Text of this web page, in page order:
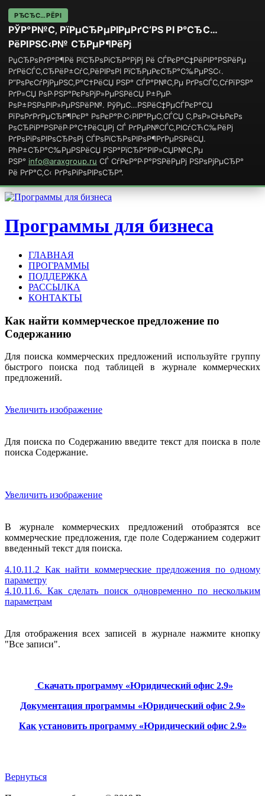
РЂСЂС…РЁРІ
РЎР°Р№С‚ РїРµСЂРµРІРµРґС‘РЅ РІ Р°СЂС…
РёРІРЅС‹Р№ СЂРµР¶РёРј
РџСЂРѕРґР°Р¶Рё РїСЂРѕРіСЂР°РјРј Рё СЃРєР°С‡РёРІР°РЅРёРµ
РґРёСЃС‚СЂРёР±СѓС‚РёРІРѕРІ РїСЂРµРєСЂР°С‰РµРЅС‹.
Р”РѕРєСѓРјРµРЅС‚Р°С†РёСЏ РЅР° СЃР°Р№С‚Рµ РґРѕСЃС‚СѓРїРЅР°
РґР»СЏ РѕР·РЅР°РєРѕРјР»РµРЅРёСЏ Р±РµР·
РѕР±РЅРѕРІР»РµРЅРёР№. РўРµС…РЅРёС‡РµСЃРєР°СЏ
РїРѕРґРґРµСЂР¶РєР° РѕРєР°Р·С‹РІР°РµС‚СЃСЏ С‚РѕР»СЊРєРѕ
РѕСЂРіР°РЅРёР·Р°С†РёСЏРј СЃ РґРµР№СЃС‚РІСѓСЋС‰РёРј
РґРѕРіРѕРІРѕСЂРѕРј СЃРѕРїСЂРѕРІРѕР¶РґРµРЅРёСЏ.
РћР±СЂР°С‰РµРЅРёСЏ РЅР°РїСЂР°РІР»СЏР№С‚Рµ
РЅР° info@araxgroup.ru СЃ СѓРєР°Р·Р°РЅРёРµРј РЅРѕРјРµСЂР°
Рё РґР°С‚С‹ РґРѕРіРѕРІРѕСЂР°.
Программы для бизнеса
ГЛАВНАЯ
ПРОГРАММЫ
ПОДДЕРЖКА
РАССЫЛКА
КОНТАКТЫ
Как найти коммерческое предложение по
Содержанию
Для поиска коммерческих предложений используйте группу
быстрого поиска под таблицей в журнале коммерческих
предложений.
Увеличить изображение
Для поиска по Содержанию введите текст для поиска в поле
поиска Содержание.
Увеличить изображение
В журнале коммерческих предложений отобразятся все
коммерческие предложения, где поле Содержанием содержит
введенный текст для поиска.
4.10.11.2 Как найти коммерческие предложения по одному
параметру
4.10.11.6. Как сделать поиск одновременно по нескольким
параметрам
Для отображения всех записей в журнале нажмите кнопку
"Все записи".
Скачать программу «Юридический офис 2.9»
Документация программы «Юридический офис 2.9»
Как установить программу «Юридический офис 2.9»
Вернуться